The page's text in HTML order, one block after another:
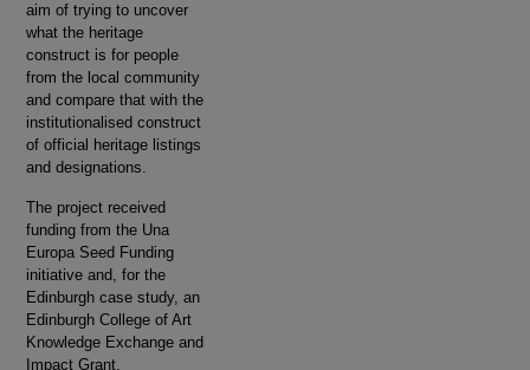
aim of trying to uncover
what the heritage
construct is for people
from the local community
and compare that with the
institutionalised construct
of official heritage listings
and designations.
The project received
funding from the Una
Europa Seed Funding
initiative and, for the
Edinburgh case study, an
Edinburgh College of Art
Knowledge Exchange and
Impact Grant.